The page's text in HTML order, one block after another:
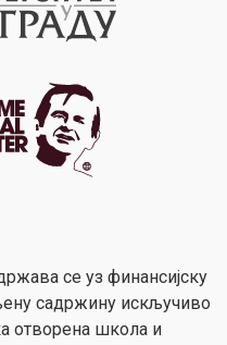
се уз финансијску
садржину искључиво
отворена школа и